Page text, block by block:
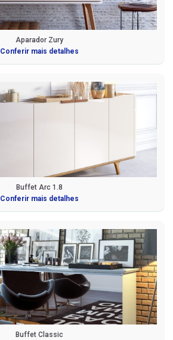
Aparador Zury
Conferir mais detalhes
Buffet Arc 1.8
Conferir mais detalhes
Buffet Classic